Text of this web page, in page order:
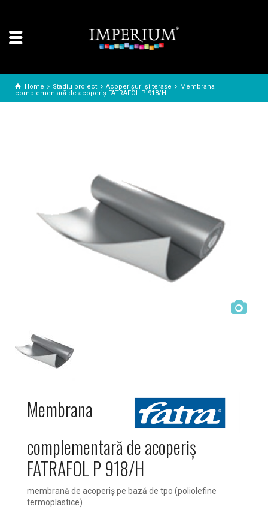
Home Stadiu proiect Acoperișuri și terase
Membrana
complementară de acoperiș FATRAFOL P 918/H
Membrana
complementară de acoperiș
FATRAFOL P 918/H
membrană de acoperiş pe bază de tpo (poliolefine
termoplastice)